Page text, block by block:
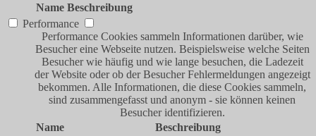
Name Beschreibung
Performance
Performance Cookies sammeln Informationen darüber, wie
Besucher eine Webseite nutzen. Beispielsweise welche Seiten
Besucher wie häufig und wie lange besuchen, die Ladezeit
der Website oder ob der Besucher Fehlermeldungen angezeigt
bekommen. Alle Informationen, die diese Cookies sammeln,
sind zusammengefasst und anonym - sie können keinen
Besucher identifizieren.
Name
Beschreibung